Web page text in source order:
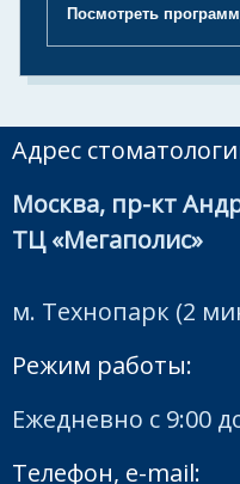
Посмотреть
Адрес
Москва, пр-кт
ТЦ «Мегаполис»
м. Технопарк (2
Режим работы:
Ежедневно с 9:00
Телефон, e-mail: